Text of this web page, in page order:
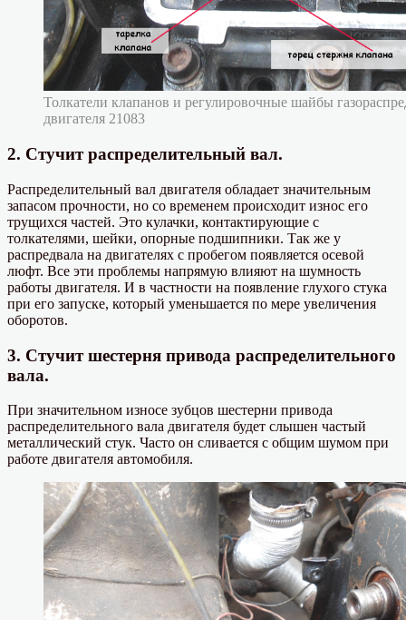
Толкатели клапанов и регулировочные шайбы
двигателя 21083
2. Стучит распределительный вал.
Распределительный вал двигателя обладает значительным
запасом прочности, но со временем происходит износ его
трущихся частей. Это кулачки, контактирующие с
толкателями, шейки, опорные подшипники. Так же у
распредвала на двигателях с пробегом появляется осевой
люфт. Все эти проблемы напрямую влияют на шумность
работы двигателя. И в частности на появление глухого стука
при его запуске, который уменьшается по мере увеличения
оборотов.
3. Стучит шестерня привода распределительного
вала.
При значительном износе зубцов шестерни привода
распределительного вала двигателя будет слышен частый
металлический стук. Часто он сливается с общим шумом при
работе двигателя автомобиля.